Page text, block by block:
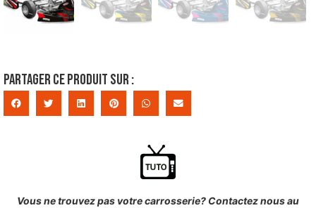
Partager ce produit sur :
Vous ne trouvez pas votre carrosserie? Contactez nous au